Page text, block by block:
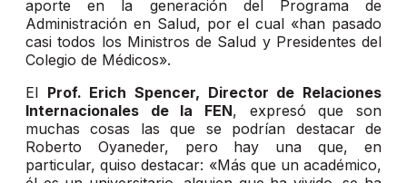
aporte en la generación del Programa de
Administración en Salud, por el cual «han pasado
casi todos los Ministros de Salud y Presidentes del
Colegio de Médicos».
El Prof. Erich Spencer, Director de Relaciones
Internacionales de la FEN, expresó que son
muchas cosas las que se podrían destacar de
Roberto Oyaneder, pero hay una que, en
particular, quiso destacar: «Más que un académico,